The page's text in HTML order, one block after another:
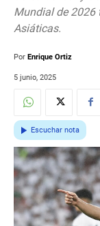
Mundial de 2026
Asiáticas.
Por Enrique Ortiz
5 junio, 2025
Escuchar nota